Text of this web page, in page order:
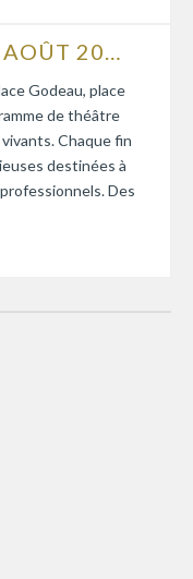
FESTIVAL CARMAGE, DU 11 AU 15 AOÛT 2026
Godeau, place
de théâtre
Chaque fin
destinées à
Des